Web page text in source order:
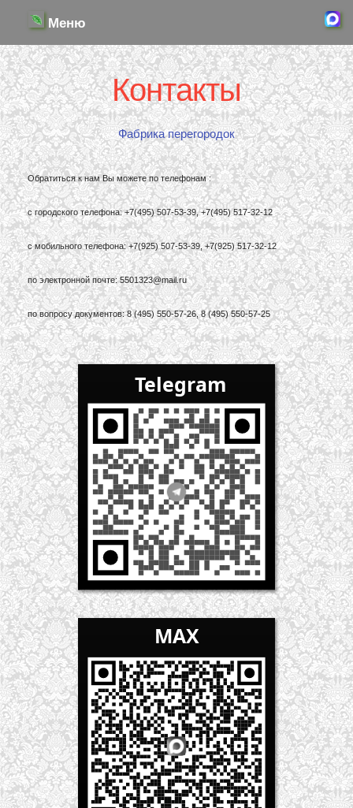
Меню
Контакты
Фабрика перегородок
Обратиться к нам Вы можете по телефонам :
с городского телефона: +7(495) 507-53-39, +7(495) 517-32-12
с мобильного телефона: +7(925) 507-53-39, +7(925) 517-32-12
по электронной почте: 5501323@mail.ru
по вопросу документов: 8 (495) 550-57-26, 8 (495) 550-57-25